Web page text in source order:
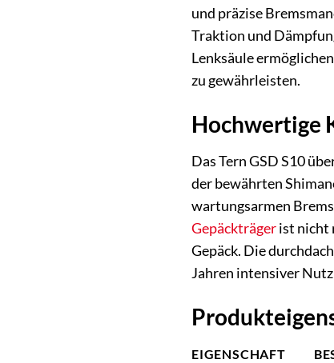
und präzise
Traktion und
Lenksäule
zu gewährleisten.
Hochwertige
Das Tern GSD S10
der bewährten
wartungsarmen
Gepäckträgerist nicht
Gepäck. Die
Jahren intensiver
EIGENSCHAFT